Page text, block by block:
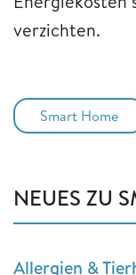
verzichten.
Smart Home
NEUES ZU
Allergien &